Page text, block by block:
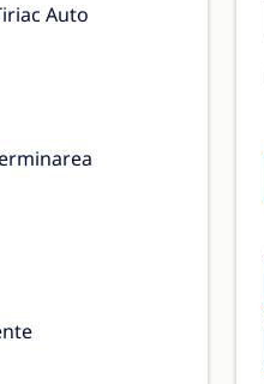
Auto